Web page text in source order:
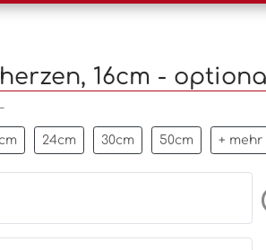
16cm -
24cm 30cm 50cm + mehr